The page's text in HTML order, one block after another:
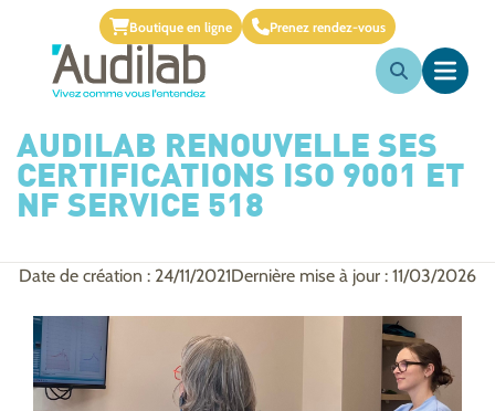
Boutique en ligne Prenez rendez-vous
AUDILAB RENOUVELLE SES
CERTIFICATIONS ISO 9001 ET
NF SERVICE 518
Date de création : 24/11/2021Dernière mise à jour : 11/03/2026